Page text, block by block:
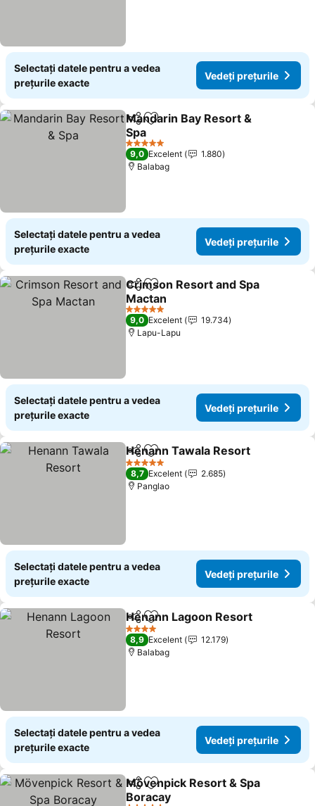
Selectați datele pentru a vedea
prețurile exacte
Vedeți prețurile
DistribuițiAdăugaţi la favorite
Mandarin Bay Resort &
Spa
5 Stele
9,0 Excelent
1.880
Balabag
Selectați datele pentru a vedea
prețurile exacte
Vedeți prețurile
DistribuițiAdăugaţi la favorite
Crimson Resort and Spa
Mactan
5 Stele
9,0 Excelent
19.734
Lapu-Lapu
Selectați datele pentru a vedea
prețurile exacte
Vedeți prețurile
DistribuițiAdăugaţi la favorite
Henann Tawala Resort
5 Stele
8,7 Excelent
2.685
Panglao
Selectați datele pentru a vedea
prețurile exacte
Vedeți prețurile
DistribuițiAdăugaţi la favorite
Henann Lagoon Resort
4 Stele
8,9 Excelent
12.179
Balabag
Selectați datele pentru a vedea
prețurile exacte
Vedeți prețurile
DistribuițiAdăugaţi la favorite
Mövenpick Resort & Spa
Boracay